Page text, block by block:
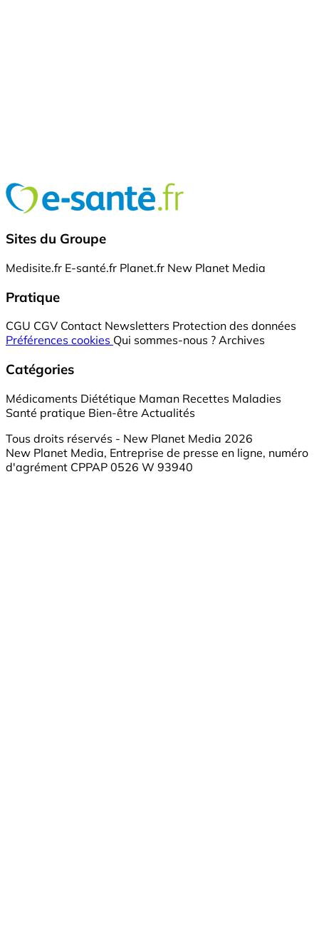
Sites du Groupe
Medisite.fr E-santé.fr Planet.fr New Planet Media
Pratique
CGU CGV Contact Newsletters Protection des données
Préférences cookies Qui sommes-nous ? Archives
Catégories
Médicaments Diététique Maman Recettes Maladies
Santé pratique Bien-être Actualités
Tous droits réservés - New Planet Media 2026
New Planet Media, Entreprise de presse en ligne, numéro
d'agrément CPPAP 0526 W 93940